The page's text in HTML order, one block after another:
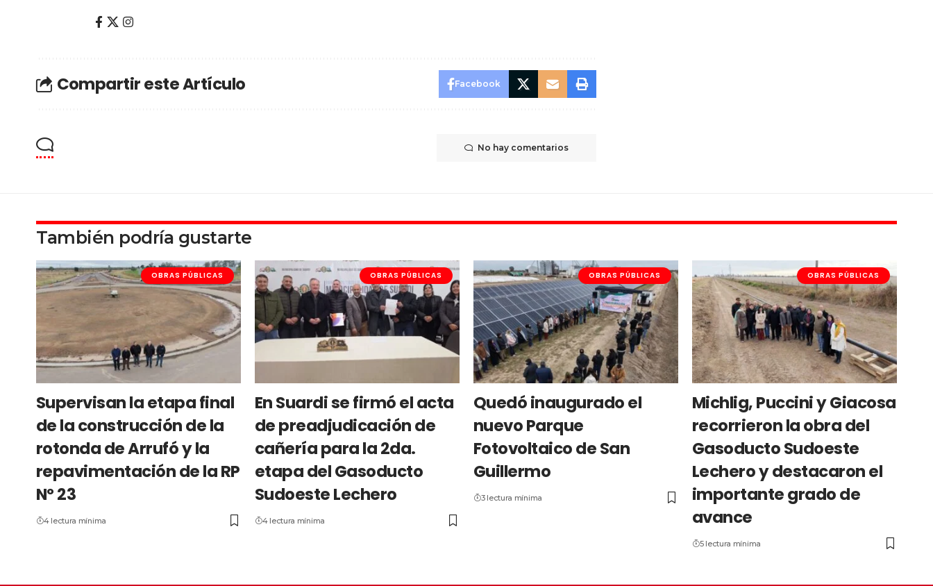
Compartir este Artículo Facebook
No hay comentarios
También podría gustarte
OBRAS PÚBLICAS
Supervisan la etapa final
de la construcción de la
rotonda de Arrufó y la
repavimentación de la RP
Nº 23
4 lectura mínima
OBRAS PÚBLICAS
En Suardi se firmó el acta
de preadjudicación de
cañería para la 2da.
etapa del Gasoducto
Sudoeste Lechero
4 lectura mínima
OBRAS PÚBLICAS
Quedó inaugurado el
nuevo Parque
Fotovoltaico de San
Guillermo
3 lectura mínima
OBRAS PÚBLICAS
Michlig, Puccini y Giacosa
recorrieron la obra del
Gasoducto Sudoeste
Lechero y destacaron el
importante grado de
avance
5 lectura mínima